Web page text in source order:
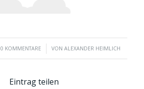
0 KOMMENTARE
/ VONALEXANDER HEIMLICH
Eintrag teilen